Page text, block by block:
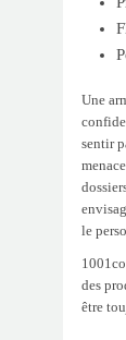
Une
sentir
le
des
être